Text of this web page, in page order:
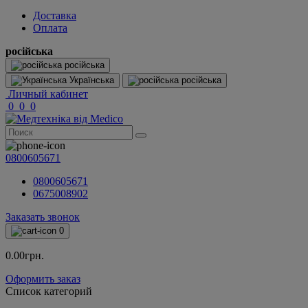
Доставка
Оплата
російська
російська
Українська
російська
Личный кабинет
0 0 0
0800605671
0800605671
0675008902
Заказать звонок
0
0.00грн.
Оформить заказ
Список категорий